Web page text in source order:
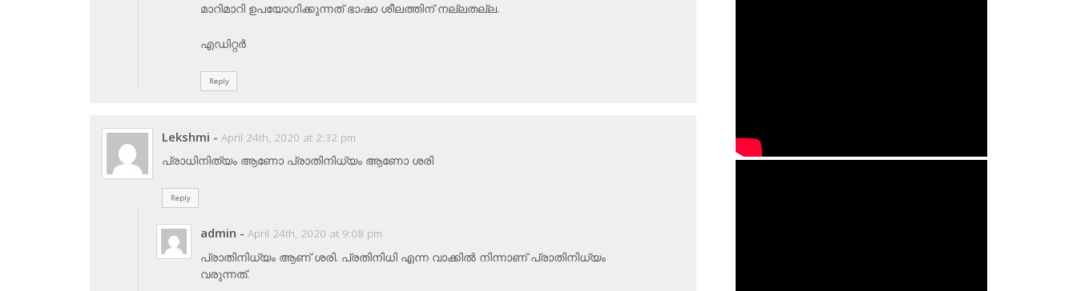
മാറിമാറി ഉപയോഗിക്കുന്നത് ഭാഷാ ശീലത്തിന് നല്ലതല്ല.
എഡിറ്റര്‍
Reply
Lekshmi - April 24th, 2020 at 2:32 pm
പ്രാധിനിത്യം ആണോ പ്രാതിനിധ്യം ആണോ ശരി
Reply
admin - April 24th, 2020 at 9:08 pm
പ്രാതിനിധ്യം ആണ് ശരി. പ്രതിനിധി എന്ന വാക്കില്‍ നിന്നാണ് പ്രാതിനിധ്യം
വരുന്നത്.